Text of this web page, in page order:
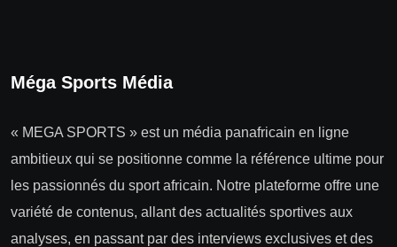
Méga Sports Média
« MEGA SPORTS » est un média panafricain en ligne
ambitieux qui se positionne comme la référence ultime pour
les passionnés du sport africain. Notre plateforme offre une
variété de contenus, allant des actualités sportives aux
analyses, en passant par des interviews exclusives et des